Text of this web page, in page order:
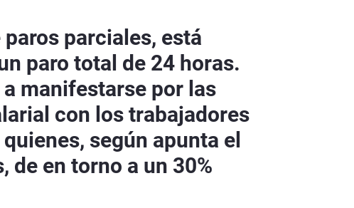
parciales, está
paro total de 24 horas.
manifestarse por las
con los trabajadores
según apunta el
en torno a un 30%